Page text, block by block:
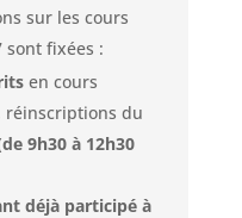
sur les cours
sont fixées :
en cours
réinscriptions du
9h30 à 12h30
déjà participé à